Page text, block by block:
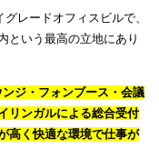
レードオフィスビルで、
という最高の立地にあり
ジ・フォンブース・会議
リンガルによる総合受付
高く快適な環境で仕事が